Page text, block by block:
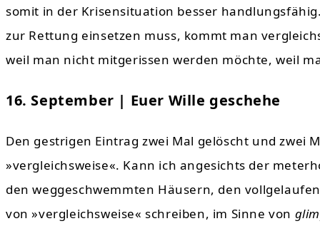
somit in der Krisensituation besser
zur Rettung einsetzen muss, kommt man
weil man nicht mitgerissen werden möchte, weil
16. September | Euer Wille geschehe
Den gestrigen Eintrag zwei Mal gelöscht und zwei
»vergleichsweise«. Kann ich angesichts der
den weggeschwemmten Häusern, den
von »vergleichsweise« schreiben, im Sinne von